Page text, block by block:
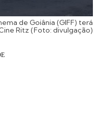
de Goiânia (GIFF) terá
Ritz (Foto: divulgação)